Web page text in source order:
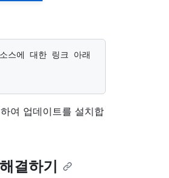
여 업데이트를 설치합
결하기